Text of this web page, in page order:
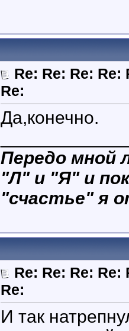
Re: Re: Re: Re:
Re:
Да,конечно.
Передо мной
"Л" и "Я" и
"счастье" я
Re: Re: Re: Re:
Re:
И так